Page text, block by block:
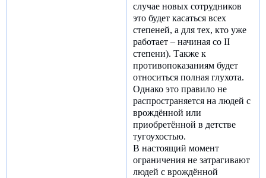
случае новых сотрудников
это будет касаться всех
степеней, а для тех, кто уже
работает – начиная со II
степени). Также к
противопоказаниям будет
относиться полная глухота.
Однако это правило не
распространяется на людей с
врождённой или
приобретённой в детстве
тугоухостью.
В настоящий момент
ограничения не затрагивают
людей с врождённой